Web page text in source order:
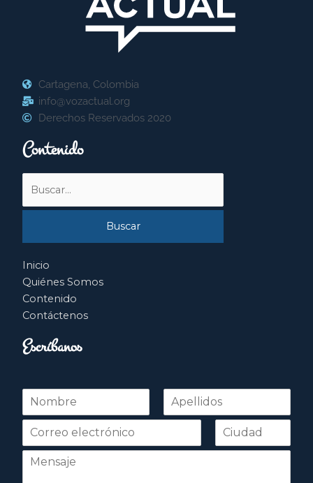
Cartagena, Colombia
info@vozactual.org
Derechos Reservados 2020
Contenido
por:
Inicio
Quiénes Somos
Contenido
Contáctenos
Escríbanos
N
m
r
Nombre Apellidos